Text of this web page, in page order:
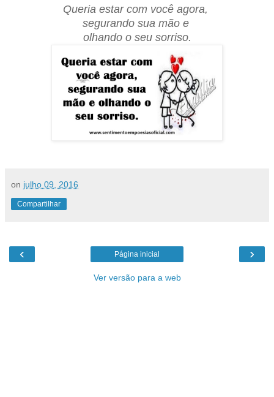
Queria estar com você agora,
segurando sua mão e
olhando o seu sorriso.
on julho 09, 2016
Compartilhar
‹ ›
Página inicial
Ver versão para a web